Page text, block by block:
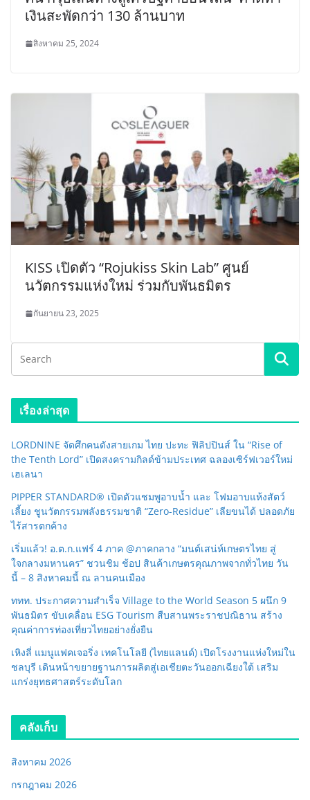
เงินสะพัดกว่า 130 ล้านบาท
สิงหาคม 25, 2024
KISS เปิดตัว “Rojukiss Skin Lab” ศูนย์
นวัตกรรมแห่งใหม่ ร่วมกับพันธมิตร
กันยายน 23, 2025
เรื่องล่าสุด
LORDNINE จัดศึกคนดังสายเกม ไทย ปะทะ ฟิลิปปินส์ ใน “Rise of
the Tenth Lord” เปิดสงครามกิลด์ข้ามประเทศ ฉลองเซิร์ฟเวอร์ใหม่
เฮเลนา
PIPPER STANDARD® เปิดตัวแชมพูอาบน้ำ และ โฟมอาบแห้งสัตว์
เลี้ยง ชูนวัตกรรมพลังธรรมชาติ “Zero-Residue” เลียขนได้ ปลอดภัย
ไร้สารตกค้าง
เริ่มแล้ว! อ.ต.ก.แฟร์ 4 ภาค @ภาคกลาง “มนต์เสน่ห์เกษตรไทย สู่
ใจกลางมหานคร” ชวนชิม ช้อป สินค้าเกษตรคุณภาพจากทั่วไทย วัน
นี้ – 8 สิงหาคมนี้ ณ ลานคนเมือง
ททท. ประกาศความสำเร็จ Village to the World Season 5 ผนึก 9
พันธมิตร ขับเคลื่อน ESG Tourism สืบสานพระราชปณิธาน สร้าง
คุณค่าการท่องเที่ยวไทยอย่างยั่งยืน
เหิงลี่ แมนูแฟคเจอริ่ง เทคโนโลยี (ไทยแลนด์) เปิดโรงงานแห่งใหม่ใน
ชลบุรี เดินหน้าขยายฐานการผลิตสู่เอเชียตะวันออกเฉียงใต้ เสริม
แกร่งยุทธศาสตร์ระดับโลก
คลังเก็บ
สิงหาคม 2026
กรกฎาคม 2026